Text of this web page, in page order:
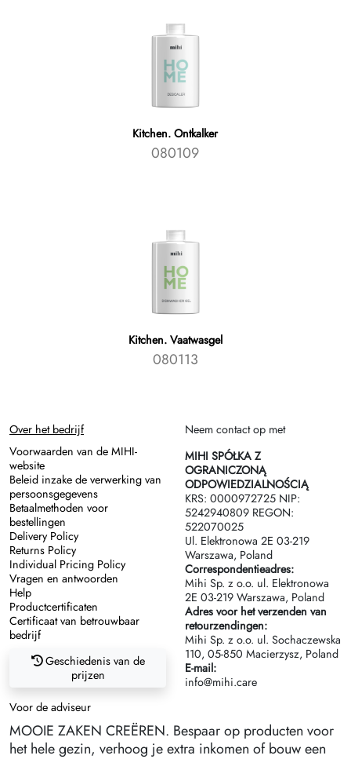
Kitchen. Ontkalker
080109
Kitchen. Vaatwasgel
080113
Over het bedrijf
Voorwaarden van de MIHI-
website
Beleid inzake de verwerking van
persoonsgegevens
Betaalmethoden voor
bestellingen
Delivery Policy
Returns Policy
Individual Pricing Policy
Vragen en antwoorden
Help
Productcertificaten
Certificaat van betrouwbaar
bedrijf
Geschiedenis van de
prijzen
Neem contact op met
MIHI SPÓŁKA Z
OGRANICZONĄ
ODPOWIEDZIALNOŚCIĄ
KRS: 0000972725 NIP:
5242940809 REGON:
522070025
Ul. Elektronowa 2Е 03-219
Warszawa, Poland
Correspondentieadres:
Mihi Sp. z o.o. ul. Elektronowa
2Е 03-219 Warszawa, Poland
Adres voor het verzenden van
retourzendingen:
Mihi Sp. z o.o. ul. Sochaczewska
110, 05-850 Macierzysz, Poland
E-mail:
info@mihi.care
Voor de adviseur
MOOIE ZAKEN CREËREN. Bespaar op producten voor
het hele gezin, verhoog je extra inkomen of bouw een